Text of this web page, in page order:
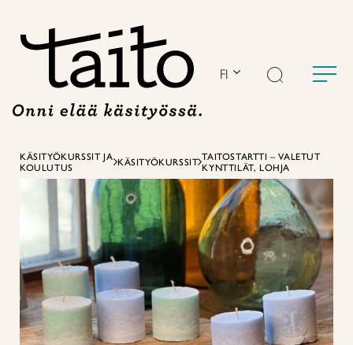
FI
KÄSITYÖKURSSIT JA
KOULUTUS
KÄSITYÖKURSSIT TAITOSTARTTI – VALETUT
KYNTTILÄT, LOHJA